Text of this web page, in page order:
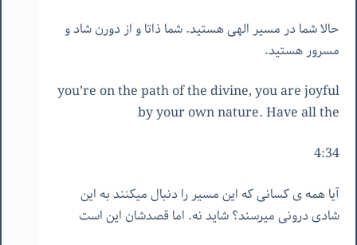
حالا شما در مسیر الهی هستید. شما ذاتا و از دورن شاد و
مسرور هستید.
you’re on the path of the divine, you are joyful
by your own nature. Have all the
4:34
آیا همه ی کسانی که این مسیر را دنبال میکنند به این
شادی درونی میرسند؟ شاید نه. اما قصدشان این است